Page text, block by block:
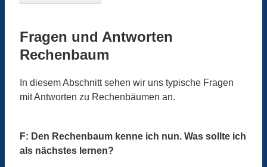
Fragen und Antworten
Rechenbaum
In diesem Abschnitt sehen wir uns typische Fragen
mit Antworten zu Rechenbäumen an.
F: Den Rechenbaum kenne ich nun. Was sollte ich
als nächstes lernen?